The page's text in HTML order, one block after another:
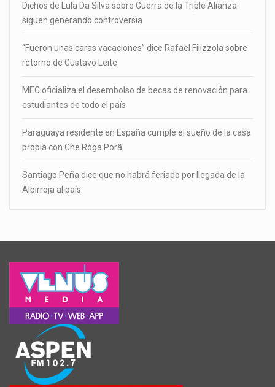
Dichos de Lula Da Silva sobre Guerra de la Triple Alianza
siguen generando controversia
“Fueron unas caras vacaciones” dice Rafael Filizzola sobre
retorno de Gustavo Leite
MEC oficializa el desembolso de becas de renovación para
estudiantes de todo el país
Paraguaya residente en España cumple el sueño de la casa
propia con Che Róga Porã
Santiago Peña dice que no habrá feriado por llegada de la
Albirroja al país